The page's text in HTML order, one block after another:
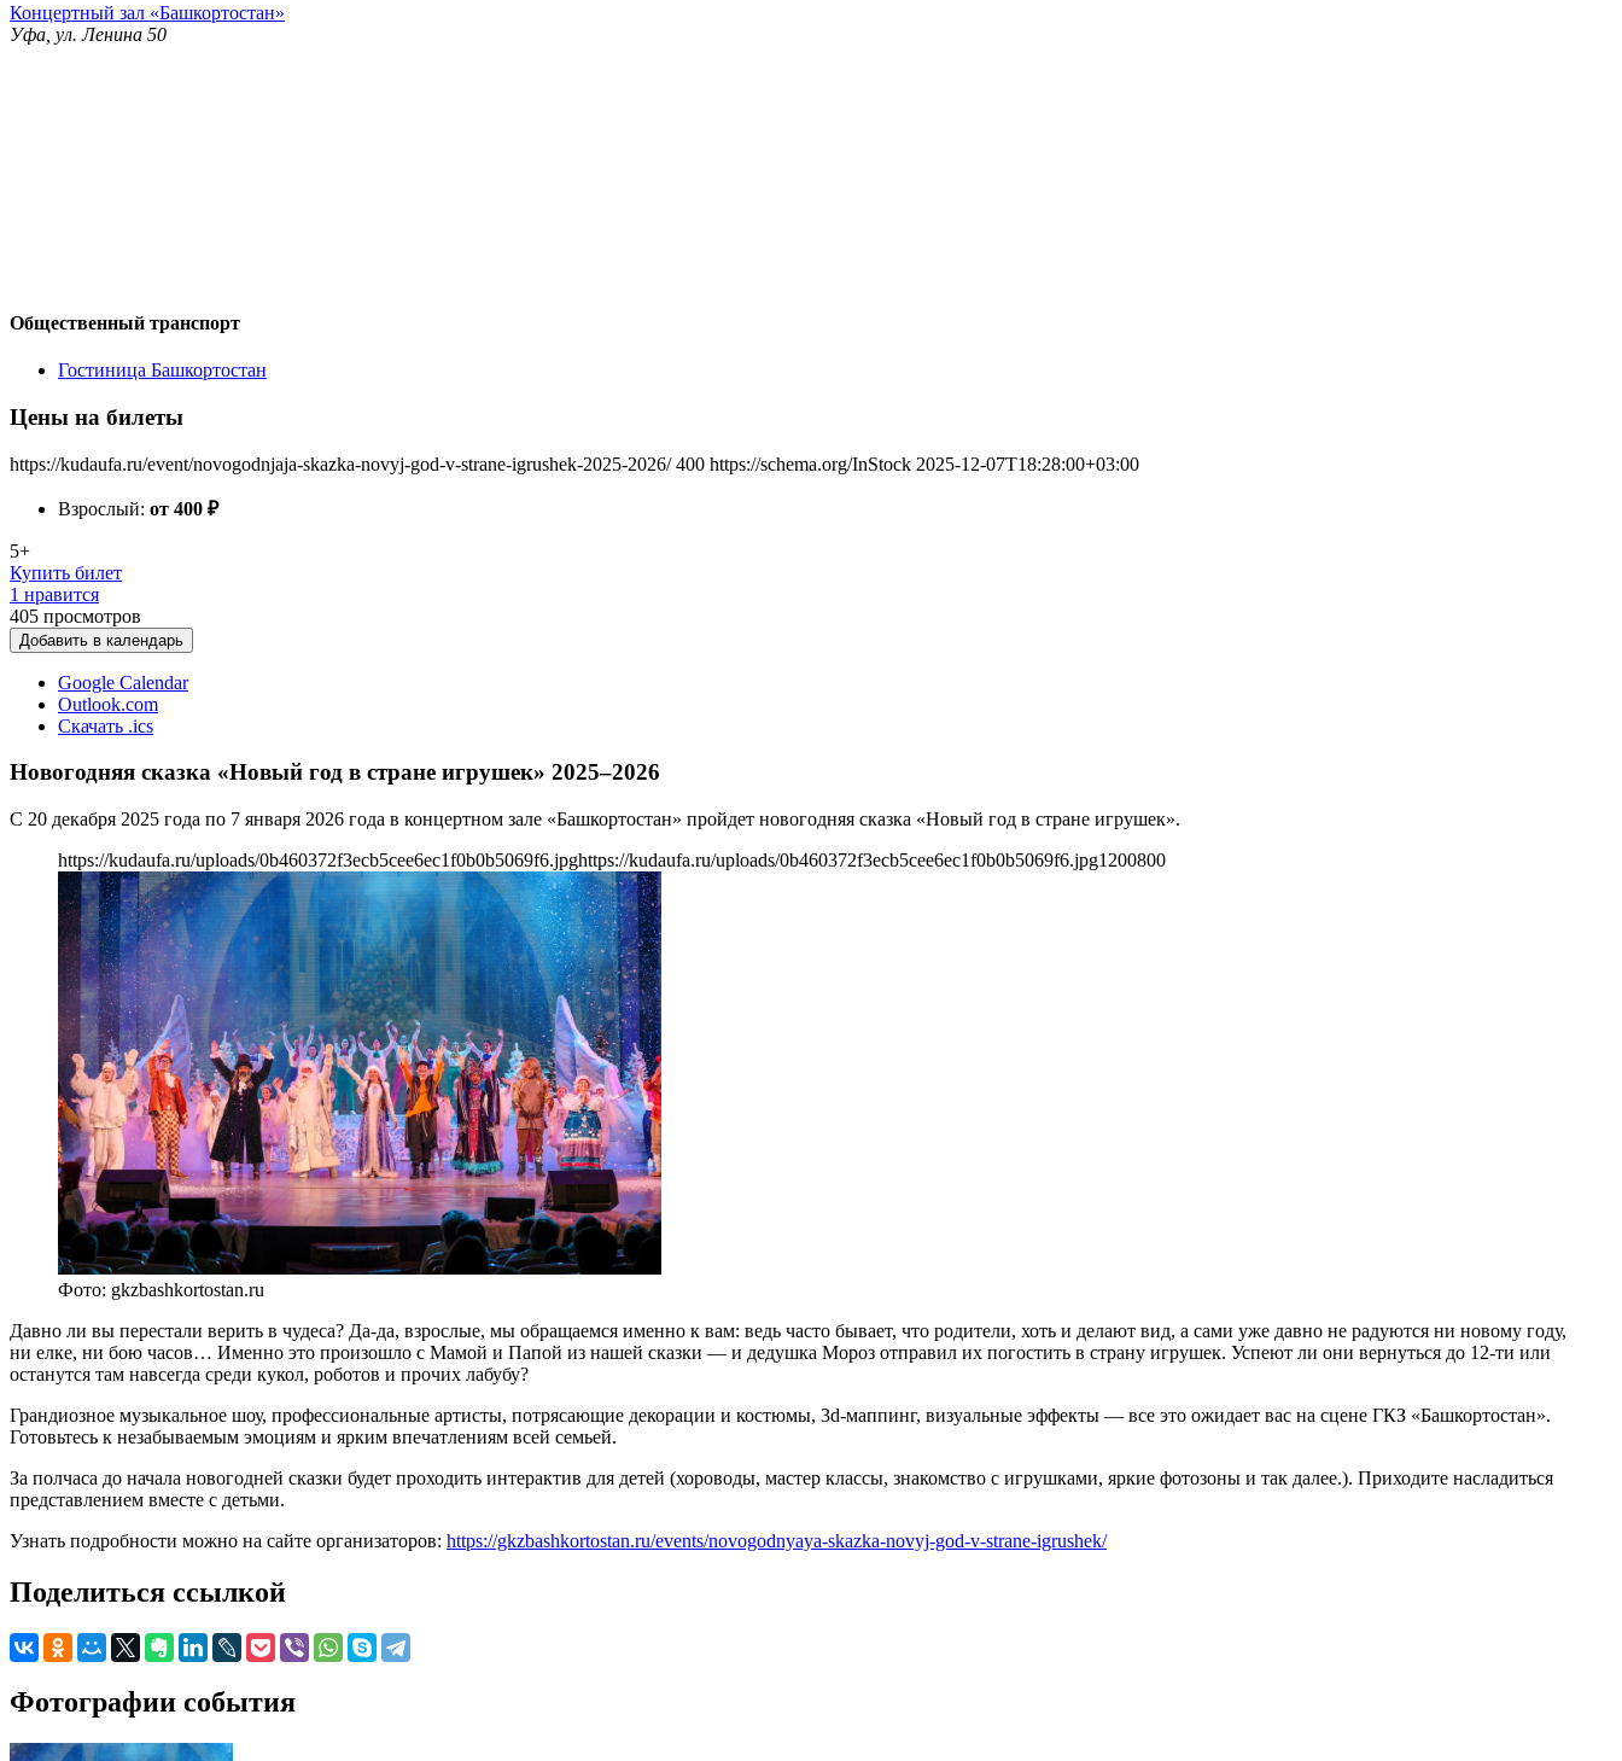
Концертный зал «Башкортостан»
Уфа, ул. Ленина 50
Общественный транспорт
Гостиница Башкортостан
Цены на билеты
https://kudaufa.ru/event/novogodnjaja-skazka-novyj-god-v-strane-igrushek-2025-2026/ 400 https://schema.org/InStock 2025-12-07T18:28:00+03:00
Взрослый: от 400 ₽
5+
Купить билет
1 нравится
405 просмотров
Добавить в календарь
Google Calendar
Outlook.com
Скачать .ics
Новогодняя сказка «Новый год в стране игрушек» 2025–2026
С 20 декабря 2025 года по 7 января 2026 года в концертном зале «Башкортостан» пройдет новогодняя сказка «Новый год в стране игрушек».
https://kudaufa.ru/uploads/0b460372f3ecb5cee6ec1f0b0b5069f6.jpghttps://kudaufa.ru/uploads/0b460372f3ecb5cee6ec1f0b0b5069f6.jpg1200800
Фото: gkzbashkortostan.ru
Давно ли вы перестали верить в чудеса? Да-да, взрослые, мы обращаемся именно к вам: ведь часто бывает, что родители, хоть и делают вид, а сами уже давно не радуются ни новому году,
ни елке, ни бою часов… Именно это произошло с Мамой и Папой из нашей сказки — и дедушка Мороз отправил их погостить в страну игрушек. Успеют ли они вернуться до 12-ти или
останутся там навсегда среди кукол, роботов и прочих лабубу?
Грандиозное музыкальное шоу, профессиональные артисты, потрясающие декорации и костюмы, 3d-маппинг, визуальные эффекты — все это ожидает вас на сцене ГКЗ «Башкортостан».
Готовьтесь к незабываемым эмоциям и ярким впечатлениям всей семьей.
За полчаса до начала новогодней сказки будет проходить интерактив для детей (хороводы, мастер классы, знакомство с игрушками, яркие фотозоны и так далее.). Приходите насладиться
представлением вместе с детьми.
Узнать подробности можно на сайте организаторов: https://gkzbashkortostan.ru/events/novogodnyaya-skazka-novyj-god-v-strane-igrushek/
Поделиться ссылкой
Фотографии события